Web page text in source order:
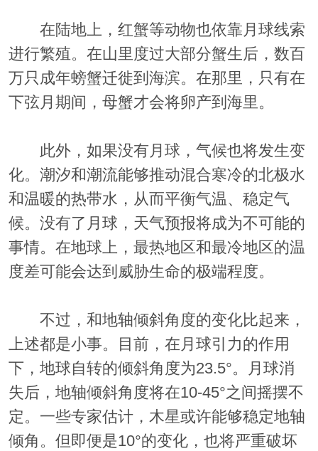
在陆地上，红蟹等动物也依靠月球线索
进行繁殖。在山里度过大部分蟹生后，数百
万只成年螃蟹迁徙到海滨。在那里，只有在
下弦月期间，母蟹才会将卵产到海里。
此外，如果没有月球，气候也将发生变
化。潮汐和潮流能够推动混合寒冷的北极水
和温暖的热带水，从而平衡气温、稳定气
候。没有了月球，天气预报将成为不可能的
事情。在地球上，最热地区和最冷地区的温
度差可能会达到威胁生命的极端程度。
不过，和地轴倾斜角度的变化比起来，
上述都是小事。目前，在月球引力的作用
下，地球自转的倾斜角度为23.5°。月球消
失后，地轴倾斜角度将在10-45°之间摇摆不
定。一些专家估计，木星或许能够稳定地轴
倾角。但即便是10°的变化，也将严重破坏